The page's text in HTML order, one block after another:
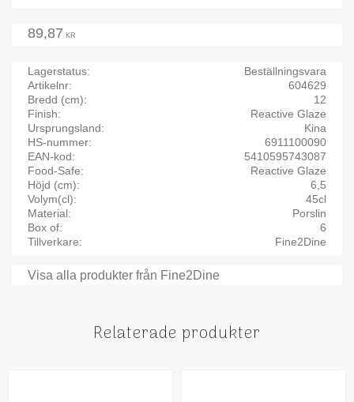
89,87 KR
Lagerstatus
Beställningsvara
Artikelnr
604629
Bredd (cm)
12
Finish
Reactive Glaze
Ursprungsland
Kina
HS-nummer
6911100090
EAN-kod
5410595743087
Food-Safe
Reactive Glaze
Höjd (cm)
6,5
Volym(cl)
45cl
Material
Porslin
Box of
6
Tillverkare
Fine2Dine
Visa alla produkter från Fine2Dine
Relaterade produkter